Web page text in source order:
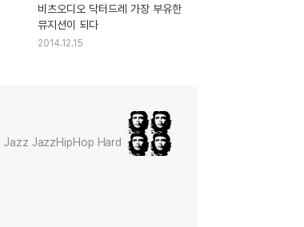
비츠오디오 닥터드레 가장 부유한
뮤지션이 되다
2014.12.15
Jazz JazzHipHop Hard